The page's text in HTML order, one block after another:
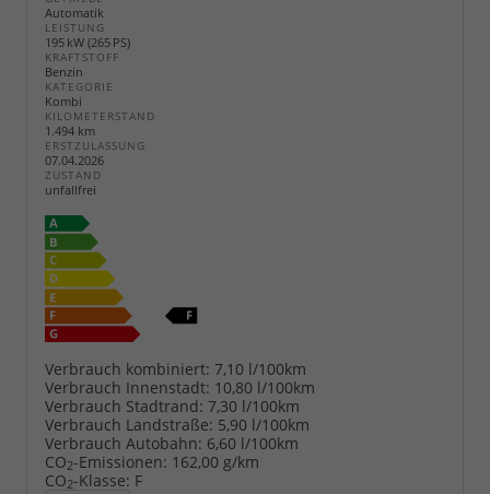
Automatik
LEISTUNG
195 kW (265 PS)
KRAFTSTOFF
Benzin
KATEGORIE
Kombi
KILOMETERSTAND
1.494 km
ERSTZULASSUNG
07.04.2026
ZUSTAND
unfallfrei
Verbrauch kombiniert: 7,10 l/100km
Verbrauch Innenstadt: 10,80 l/100km
Verbrauch Stadtrand: 7,30 l/100km
Verbrauch Landstraße: 5,90 l/100km
Verbrauch Autobahn: 6,60 l/100km
CO2-Emissionen: 162,00 g/km
CO2-Klasse: F